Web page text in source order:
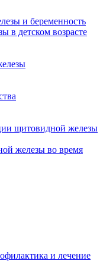
и беременность
в детском возрасте
щитовидной железы
железы во время
и лечение